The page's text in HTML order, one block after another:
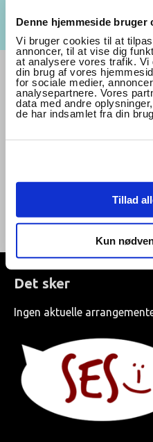
Denne hjemmeside bruger
Vi bruger cookies til at
annoncer, til at vise dig
at analysere vores trafik. Vi
din brug af vores
for sociale medier,
analysepartnere. Vores
data med andre
de har indsamlet fra din
Tillad
Kun
Vojenshallerne.
Specielle
Du kan leje
ring på tlf. 7434
Kontortid: 8-16
Det sker
Ingen aktuelle